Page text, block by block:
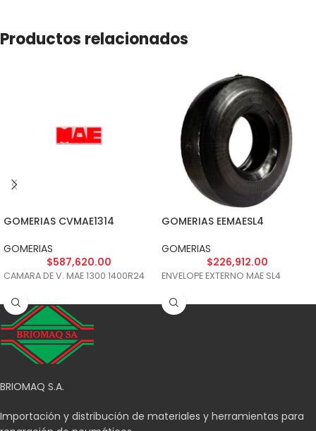
Productos relacionados
GOMERIAS CVMAE1314
GOMERIAS
$587,620.00
CAMARA DE V. MAE 1300 1400R24
GOMERIAS EEMAESL4
GOMERIAS
$226,912.00
ENVELOPE EXTERNO MAE SL4
BRIOMAQ S.A.
Importación y distribución de materiales y herramientas para